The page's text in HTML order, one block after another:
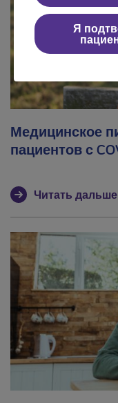
Медицинское
пациентов с
Читать дальше
Я